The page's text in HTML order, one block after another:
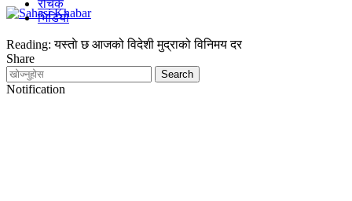
रोचक
भिडियो
Reading: यस्ताे छ आजको विदेशी मुद्राको विनिमय दर
Share
Notification